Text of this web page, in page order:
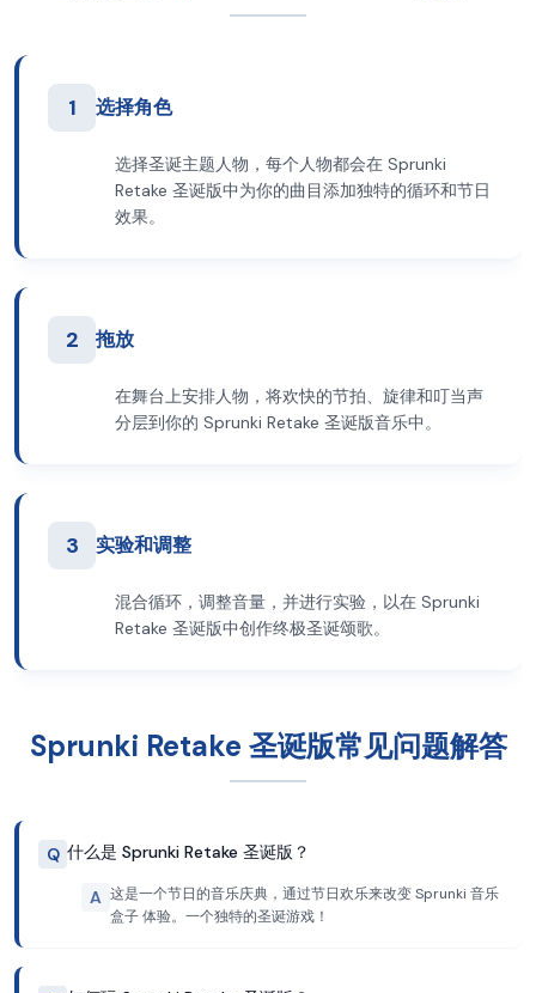
1 选择角色
选择圣诞主题人物，每个人物都会在 Sprunki
Retake 圣诞版中为你的曲目添加独特的循环和节日
效果。
2 拖放
在舞台上安排人物，将欢快的节拍、旋律和叮当声
分层到你的 Sprunki Retake 圣诞版音乐中。
3 实验和调整
混合循环，调整音量，并进行实验，以在 Sprunki
Retake 圣诞版中创作终极圣诞颂歌。
Sprunki Retake 圣诞版常见问题解答
Q 什么是 Sprunki Retake 圣诞版？
A 这是一个节日的音乐庆典，通过节日欢乐来改变 Sprunki 音乐
盒子 体验。一个独特的圣诞游戏！